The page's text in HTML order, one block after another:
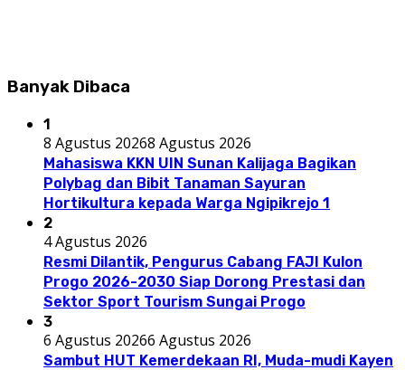
Banyak Dibaca
1
8 Agustus 20268 Agustus 2026
Mahasiswa KKN UIN Sunan Kalijaga Bagikan
Polybag dan Bibit Tanaman Sayuran
Hortikultura kepada Warga Ngipikrejo 1
2
4 Agustus 2026
Resmi Dilantik, Pengurus Cabang FAJI Kulon
Progo 2026-2030 Siap Dorong Prestasi dan
Sektor Sport Tourism Sungai Progo
3
6 Agustus 20266 Agustus 2026
Sambut HUT Kemerdekaan RI, Muda-mudi Kayen